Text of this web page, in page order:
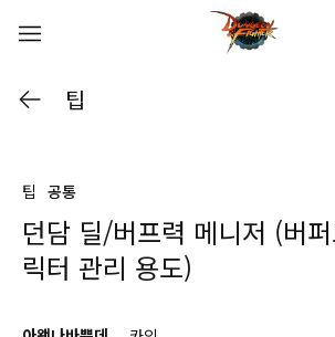
팁
팁 공통
던담 딜/버프력 메니저 (버
릭터 관리 용도)